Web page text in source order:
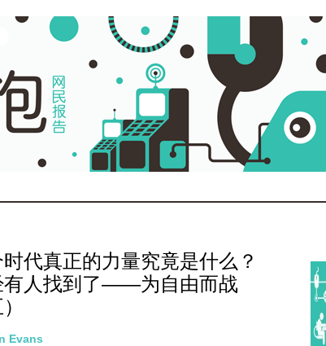
代真正的力量究竟是什么？
有人找到了——为自由而战
Evans